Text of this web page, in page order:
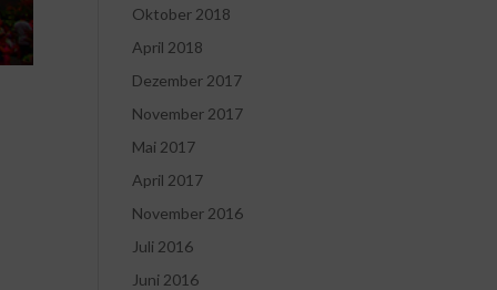
Oktober 2018
April 2018
Dezember 2017
November 2017
Mai 2017
April 2017
November 2016
Juli 2016
Juni 2016